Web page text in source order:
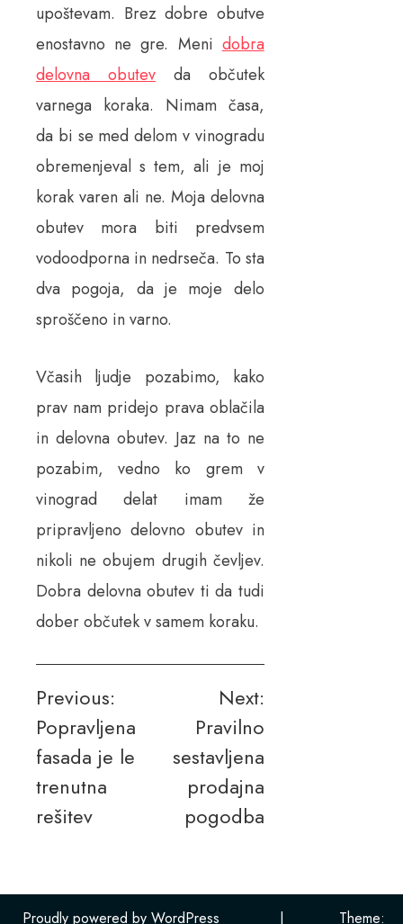
upoštevam. Brez dobre obutve
enostavno ne gre. Meni dobra
delovna obutevda občutek
varnega koraka. Nimam časa,
da bi se med delom v vinogradu
obremenjeval s tem, ali je moj
korak varen ali ne. Moja delovna
obutev mora biti predvsem
vodoodporna in nedrseča. To sta
dva pogoja, da je moje delo
sproščeno in varno.
Včasih ljudje pozabimo, kako
prav nam pridejo prava oblačila
in delovna obutev. Jaz na to ne
pozabim, vedno ko grem v
vinograd delat imam že
pripravljeno delovno obutev in
nikoli ne obujem drugih čevljev.
Dobra delovna obutev ti da tudi
dober občutek v samem koraku.
Navigacija
prispevka
Previous:
Popravljena
fasada je le
trenutna
rešitev
Next:
Pravilno
sestavljena
prodajna
pogodba
Proudly powered by WordPress | Theme: